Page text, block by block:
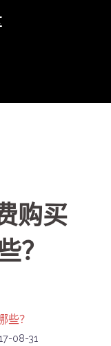
购买
？
些？
08-31